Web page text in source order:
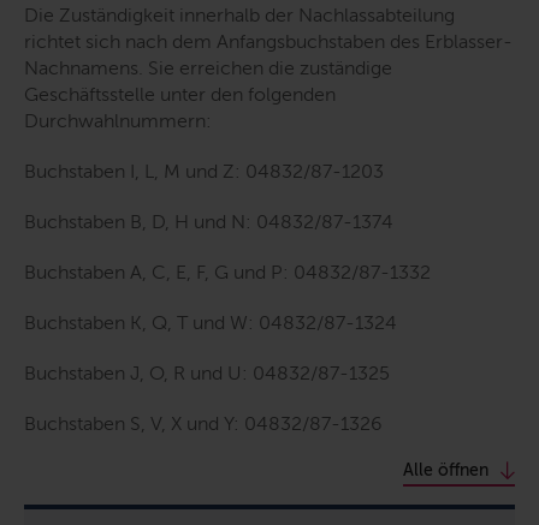
Die Zuständigkeit innerhalb der Nachlassabteilung
richtet sich nach dem Anfangsbuchstaben des Erblasser-
Nachnamens. Sie erreichen die zuständige
Geschäftsstelle unter den folgenden
Durchwahlnummern:
Buchstaben I, L, M und Z: 04832/87-1203
Buchstaben B, D, H und N: 04832/87-1374
Buchstaben A, C, E, F, G und P: 04832/87-1332
Buchstaben K, Q, T und W: 04832/87-1324
Buchstaben J, O, R und U: 04832/87-1325
Buchstaben S, V, X und Y: 04832/87-1326
Alle öffnen